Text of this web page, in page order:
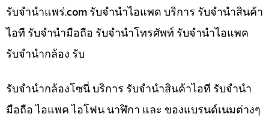
รับจํานําแพร่.com รับจำนำไอแพด บริการ รับจำนำสินค้า
ไอที รับจำนำมือถือ รับจำนำโทรศัพท์ รับจำนำไอแพค
รับจำนำกล้อง รับ
รับจำนำกล้องโซนี่ บริการ รับจำนำสินค้าไอที รับจำนำ
มือถือ ไอแพค ไอโฟน นาฬิกา และ ของแบรนด์เนมต่างๆ